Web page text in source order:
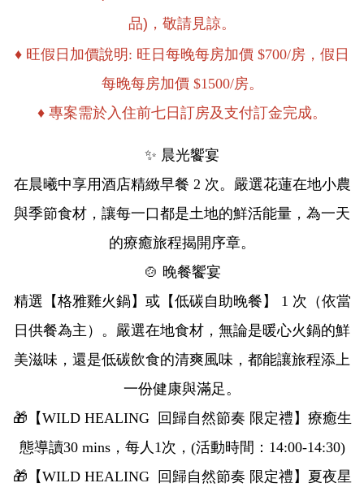
品)，敬請見諒。
♦ 旺假日加價說明: 旺日每晚每房加價 $700/房，假日
每晚每房加價 $1500/房。
♦ 專案需於入住前七日訂房及支付訂金完成。
✨ 晨光饗宴
在晨曦中享用酒店精緻早餐 2 次。嚴選花蓮在地小農
與季節食材，讓每一口都是土地的鮮活能量，為一天
的療癒旅程揭開序章。
🍲 晚餐饗宴
精選【格雅雞火鍋】或【低碳自助晚餐】 1 次（依當
日供餐為主）。嚴選在地食材，無論是暖心火鍋的鮮
美滋味，還是低碳飲食的清爽風味，都能讓旅程添上
一份健康與滿足。
🎁【WILD HEALING 回歸自然節奏 限定禮】療癒生
態導讀30 mins，每人1次，(活動時間：14:00-14:30)
🎁【WILD HEALING 回歸自然節奏 限定禮】夏夜星